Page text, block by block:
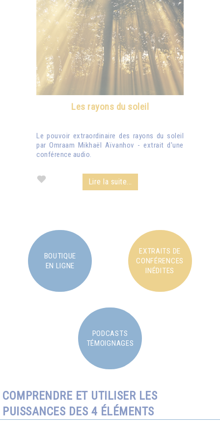
Les rayons du soleil
Le pouvoir extraordinaire des rayons du soleil
par Omraam Mikhaël Aïvanhov - extrait d'une
conférence audio.
Lire la suite...
BOUTIQUE
EN LIGNE
EXTRAITS DE
CONFÉRENCES
INÉDITES
PODCASTS
TÉMOIGNAGES
COMPRENDRE ET UTILISER LES
PUISSANCES DES 4 ÉLÉMENTS